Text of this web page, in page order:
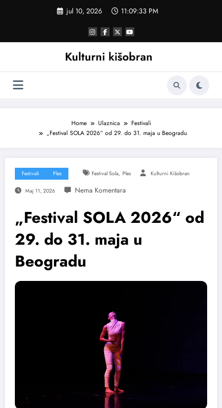
jul 10, 2026 11:09:34 PM
Kulturni kišobran
Home Ulaznica
Festivali
„Festival SOLA 2026“ od 29. do 31. maja u Beogradu
Festivali Ples Festival Sola, Ples Kulturni Kišobran
Maj 11, 2026
„Festival SOLA 2026“ od
29. do 31. maja u
Beogradu